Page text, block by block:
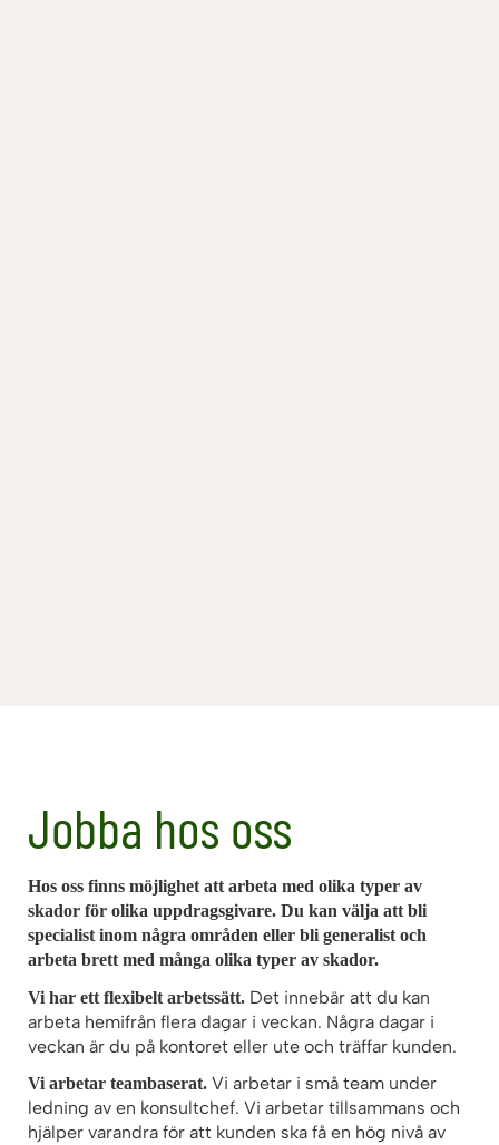
Jobba hos oss
Hos oss finns möjlighet att arbeta med olika typer av
skador för olika uppdragsgivare. Du kan välja att bli
specialist inom några områden eller bli generalist och
arbeta brett med många olika typer av skador.
Vi har ett flexibelt arbetssätt.Det innebär att du kan
arbeta hemifrån flera dagar i veckan. Några dagar i
veckan är du på kontoret eller ute och träffar kunden.
Vi arbetar teambaserat.Vi arbetar i små team under
ledning av en konsultchef. Vi arbetar tillsammans och
hjälper varandra för att kunden ska få en hög nivå av